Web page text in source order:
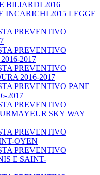
BILIARDI 2016
INCARICHI 2015 LEGGE
PREVENTIVO
PREVENTIVO
2017
PREVENTIVO
2016-2017
PREVENTIVO PANE
2017
PREVENTIVO
SKY WAY
PREVENTIVO
OYEN
PREVENTIVO
E SAINT-